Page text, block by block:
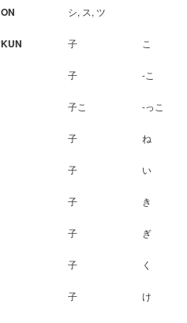
ON シ, ス, ツ
KUN 子 こ
子 -こ
子こ -っこ
子 ね
子 い
子 き
子 ぎ
子 く
子 け